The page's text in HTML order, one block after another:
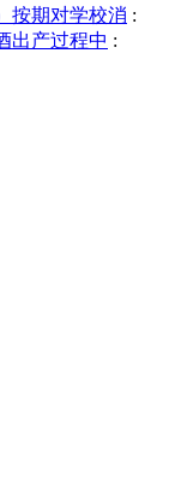
按期对学校消 :
出产过程中 :